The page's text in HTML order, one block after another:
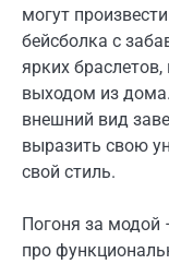
могут
бейсболка с
ярких
выходом из
внешний вид
выразить свою
свой стиль.
Погоня за модой
про